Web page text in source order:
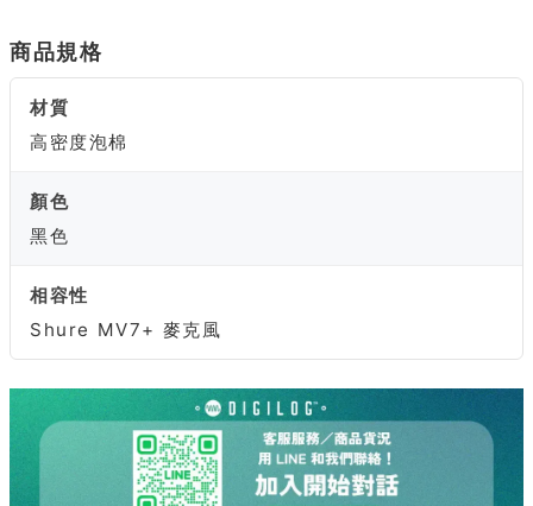
商品規格
材質
高密度泡棉
顏色
黑色
相容性
Shure MV7+ 麥克風